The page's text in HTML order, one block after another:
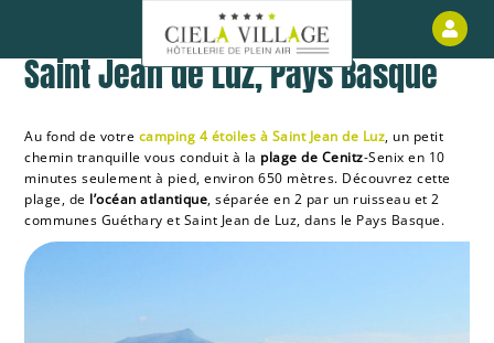
Les plages de Cenitz et Senix à
Saint Jean de Luz, Pays Basque
Au fond de votre camping 4 étoiles à Saint Jean de Luz, un petit
chemin tranquille vous conduit à la plage de Cenitz-Senix en 10
minutes seulement à pied, environ 650 mètres. Découvrez cette
plage, de l’océan atlantique, séparée en 2 par un ruisseau et 2
communes Guéthary et Saint Jean de Luz, dans le Pays Basque.